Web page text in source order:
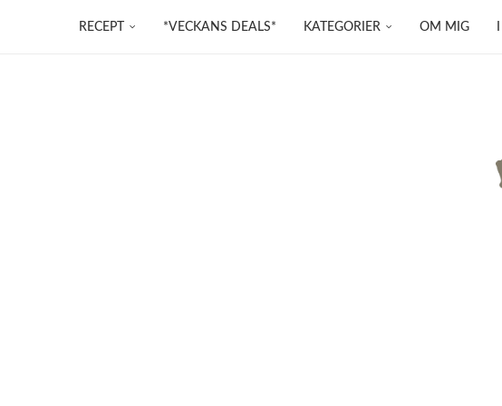
RECEPT *VECKANS DEALS* KATEGORIER OM MIG